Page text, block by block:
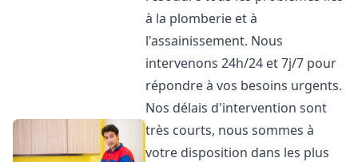
à la plomberie et à
l'assainissement. Nous
intervenons 24h/24 et 7j/7 pour
répondre à vos besoins urgents.
Nos délais d'intervention sont
très courts, nous sommes à
votre disposition dans les plus